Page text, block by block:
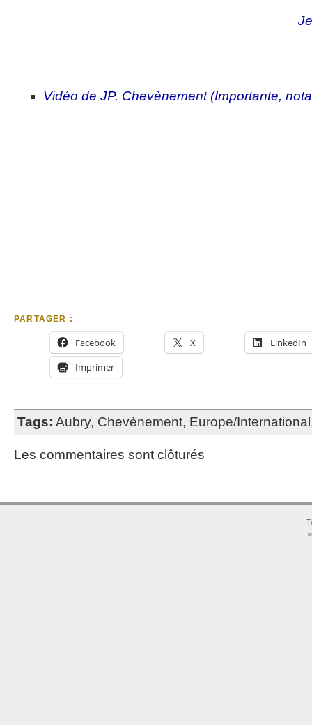
Vidéo de JP. Chevènement (Importante,
PARTAGER :
Facebook X
LinkedIn
Imprimer
Tags: Aubry, Chevènement, Europe/International
Les commentaires sont clôturés